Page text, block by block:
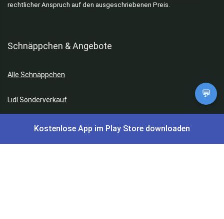
rechtlicher Anspruch auf den ausgeschriebenen Preis.
Schnäppchen & Angebote
Alle Schnäppchen
Lidl Sonderverkauf
Amazon Spar-Abo
💬
Kostenlose App im Play Store downloaden